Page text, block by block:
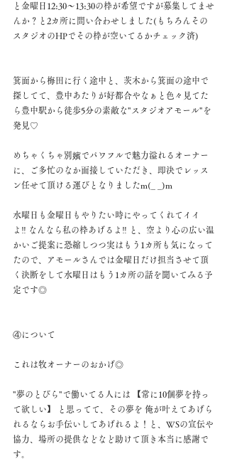
と金曜日12:30～13:30の枠が希望ですが募集してませ
んか？と2カ所に問い合わせしました(もちろんその
スタジオのHPでその枠が空いてるかチェック済)
箕面から梅田に行く途中と、茨木から箕面の途中で
探してて、豊中あたりが好都合やなぁと色々見てた
ら豊中駅から徒歩5分の素敵な"スタジオアモール"を
発見♡
めちゃくちゃ別嬪でパワフルで魅力溢れるオーナー
に、ご多忙のなか面接していただき、即決でレッス
ン任せて頂ける運びとなりましたm(_ _)m
水曜日も金曜日もやりたい時にやってくれてイイ
よ‼︎ なんなら私の枠あげるよ‼︎ と、空より心の広い温
かいご提案に恐縮しつつ実はもう1カ所も気になって
たので、アモールさんでは金曜日だけ担当させて頂
く決断をして水曜日はもう1カ所の話を聞いてみる予
定です◎
④について
これは牧オーナーのおかげ◎
"夢のとびら"で働いてる人には 【常に10個夢を持っ
て欲しい】 と思ってて、その夢を 俺が叶えてあげら
れるならお手伝いしてあげれるよ！と、WSの宣伝や
協力、場所の提供などなど助けて頂き本当に感謝で
す。